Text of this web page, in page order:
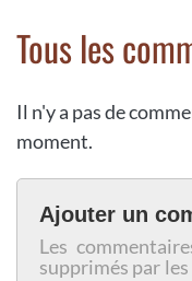
Tous les
Il n'y a pas de
moment.
Ajouter un
Les
supprimés par